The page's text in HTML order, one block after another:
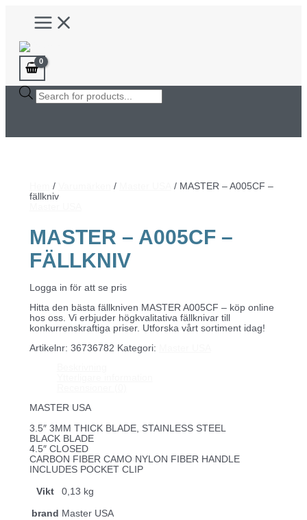
innehåll
Main
Menu
Products
search
/ /
/ MASTER – A005CF –
fällkniv
MASTER – A005CF –
FÄLLKNIV
Logga in för att se pris
Hitta den bästa fällkniven MASTER A005CF – köp online
hos oss. Vi erbjuder högkvalitativa fällknivar till
konkurrenskraftiga priser. Utforska vårt sortiment idag!
Artikelnr: 36736782 Kategori:
MASTER USA
3.5″ 3MM THICK BLADE, STAINLESS STEEL
BLACK BLADE
4.5″ CLOSED
CARBON FIBER CAMO NYLON FIBER HANDLE
INCLUDES POCKET CLIP
Vikt 0,13 kg
brand Master USA